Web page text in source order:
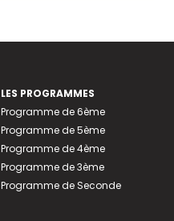
LES PROGRAMMES
Programme de 6ème
Programme de 5ème
Programme de 4ème
Programme de 3ème
Programme de Seconde